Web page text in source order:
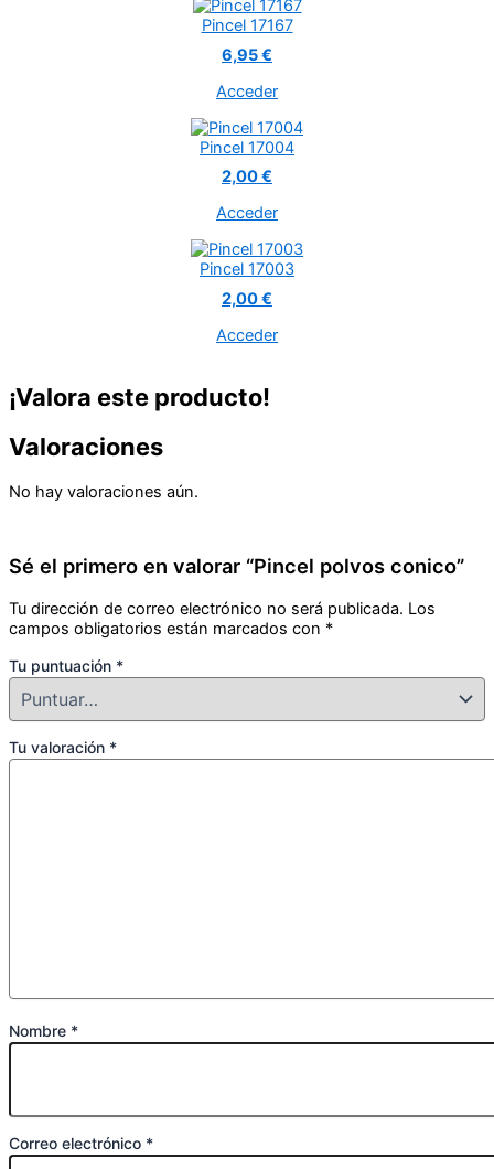
Pincel 17167
6,95 €
Acceder
Pincel 17004
2,00 €
Acceder
Pincel 17003
2,00 €
Acceder
¡Valora este producto!
Valoraciones
No hay valoraciones aún.
Sé el primero en valorar “Pincel polvos conico”
Tu dirección de correo electrónico no será publicada. Los
campos obligatorios están marcados con *
Tu puntuación *
Tu valoración *
Nombre *
Correo electrónico *